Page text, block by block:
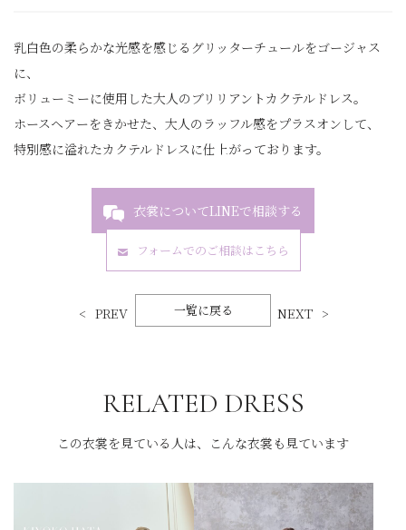
乳白色の柔らかな光感を感じるグリッターチュールをゴージャス
に、
ボリューミーに使用した大人のブリリアントカクテルドレス。
ホースヘアーをきかせた、大人のラッフル感をプラスオンして、
特別感に溢れたカクテルドレスに仕上がっております。
衣裳についてLINEで相談する
フォームでのご相談はこちら
PREV 一覧に戻る NEXT
RELATED DRESS
この衣裳を見ている人は、こんな衣裳も見ています